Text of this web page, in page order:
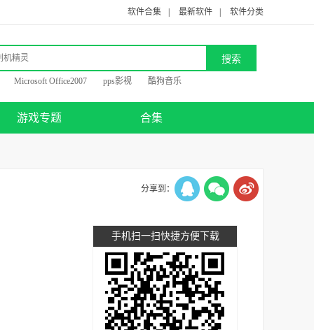
软件合集 最新软件 软件分类
Microsoft Office2007 pps影视 酷狗音乐
游戏专题 合集
分享到：
手机扫一扫快捷方便下载